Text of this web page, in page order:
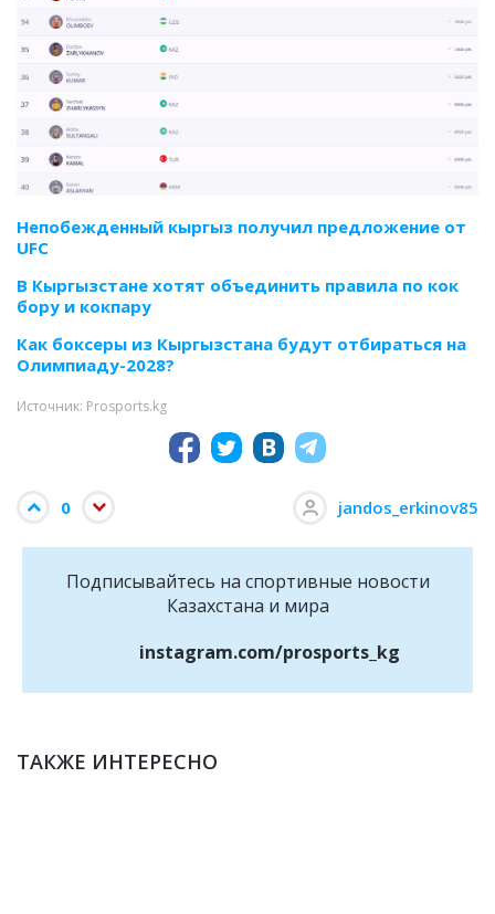
Непобежденный кыргыз получил предложение от
UFC
В Кыргызстане хотят объединить правила по кок
бору и кокпару
Как боксеры из Кыргызстана будут отбираться на
Олимпиаду-2028?
Источник: Prosports.kg
0 jandos_erkinov85
Подписывайтесь на cпортивные новости
Казахстана и мира
instagram.com/prosports_kg
ТАКЖЕ ИНТЕРЕСНО